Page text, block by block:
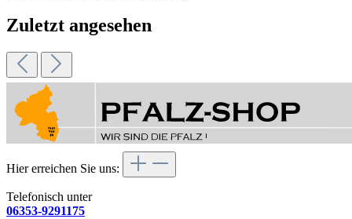
Zuletzt angesehen
Hier erreichen Sie uns:
Telefonisch unter
06353-9291175